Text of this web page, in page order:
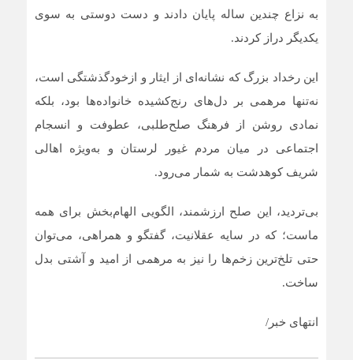
به نزاع چندین ساله پایان دادند و دست دوستی به سوی
یکدیگر دراز کردند.
این رخداد بزرگ که نشانه‌ای از ایثار و ازخودگذشتگی است،
نه‌تنها مرهمی بر دل‌های رنج‌کشیده خانواده‌ها بود، بلکه
نمادی روشن از فرهنگ صلح‌طلبی، عطوفت و انسجام
اجتماعی در میان مردم غیور لرستان و به‌ویژه اهالی
شریف کوهدشت به شمار می‌رود.
بی‌تردید، این صلح ارزشمند، الگویی الهام‌بخش برای همه
ماست؛ که در سایه عقلانیت، گفتگو و همراهی، می‌توان
حتی تلخ‌ترین زخم‌ها را نیز به مرهمی از امید و آشتی بدل
ساخت.
انتهای خبر/